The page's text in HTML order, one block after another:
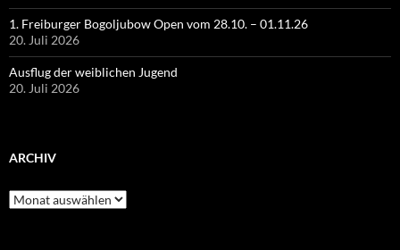
1. Freiburger Bogoljubow Open vom 28.10. – 01.11.26
20. Juli 2026
Ausflug der weiblichen Jugend
20. Juli 2026
ARCHIV
Archiv